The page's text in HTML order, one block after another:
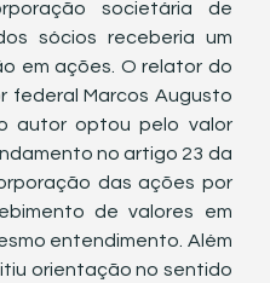
societária de
sócios receberia um
em ações. O relator do
federal Marcos Augusto
autor optou pelo valor
no artigo 23 da
das ações por
de valores em
entendimento. Além
orientação no sentido